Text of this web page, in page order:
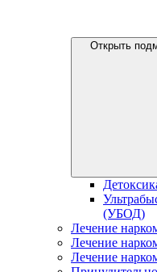
Открыть
(УБОД)
Лечение
Лечение
Лечение